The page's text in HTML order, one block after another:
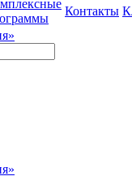
Контакты